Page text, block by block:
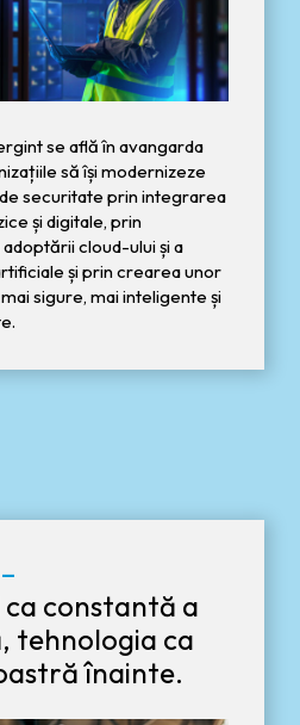
se află în avangarda
să își modernizeze
securitate prin integrarea
și digitale, prin
cloud-ului și a
și prin crearea unor
sigure, mai inteligente și
ca constantă a
tehnologia ca
înainte.